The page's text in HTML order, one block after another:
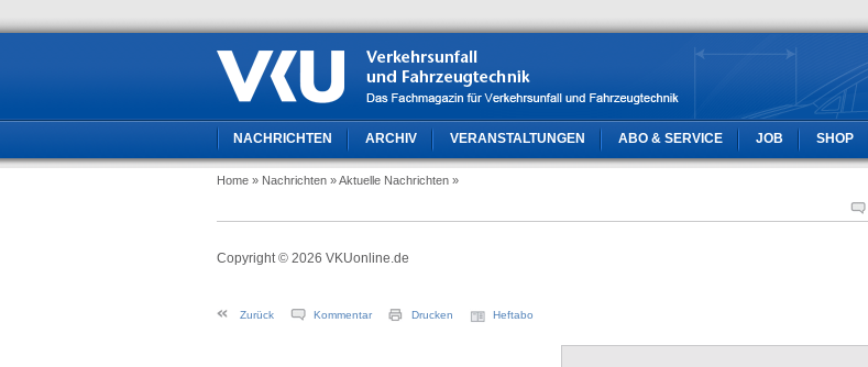
NACHRICHTEN ARCHIV VERANSTALTUNGEN ABO & SERVICE JOB SHOP
Home » Nachrichten » Aktuelle Nachrichten »
Copyright © 2026 VKUonline.de
Zurück Kommentar Drucken Heftabo